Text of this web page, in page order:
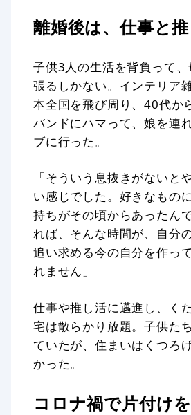
離婚後は、仕事と
子供3人の生活を背負って
張るしかない。インテリア
本全国を飛び周り、40代か
バンドにハマって、娘を連
ブに行った。
「そういう息抜きがないと
い感じでした。好きなもの
持ちがその頃からあったん
れば、そんな時間が、自分
追い求める今の自分を作っ
れません」
仕事や推し活に邁進し、く
宅は散らかり放題。子供た
ていたが、住まいはくつろ
かった。
コロナ禍で片付け